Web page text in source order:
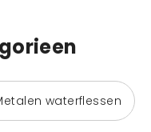
waterflessen